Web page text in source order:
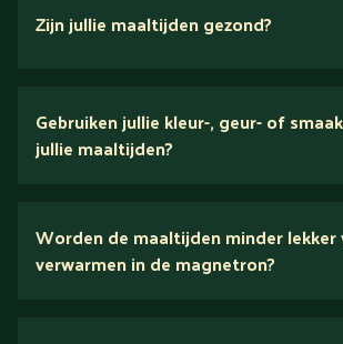
Zijn jullie maaltijden gezond?
voedingsexperts
Gebruiken jullie kleur-, geur- of
jullie maaltijden?
Worden de maaltijden minder lekker
verwarmen in de magnetron?